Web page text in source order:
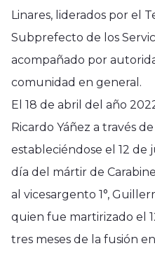
Linares, liderados por el
Subprefecto de los
acompañado por
comunidad en general.
El 18 de abril del año
Ricardo Yáñez a través
estableciéndose el 12 de
día del mártir de
al vicesargento 1°,
quien fue martirizado el
tres meses de la fusión